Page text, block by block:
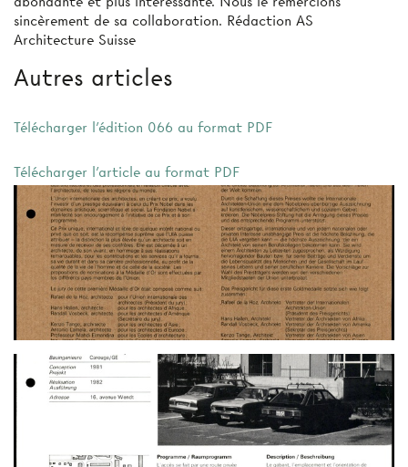
sincèrement de sa collaboration. Rédaction AS
Architecture Suisse
Autres articles
Télécharger l'édition 066 au format PDF
Télécharger l'article au format PDF